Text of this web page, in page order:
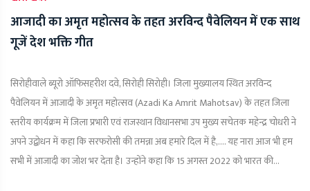
आजादी का अमृत महोत्सव के तहत अरविन्द पैवेलियन में एक साथ
गूजें देश भक्ति गीत
सिरोहीवाले ब्यूरो ऑफिसहरीश दवे, सिरोही सिरोही। जिला मुख्यालय स्थित अरविन्द
पैवेलियन में आजादी के अमृत महोत्सव (Azadi Ka Amrit Mahotsav) के तहत जिला
स्तरीय कार्यक्रम में जिला प्रभारी एवं राजस्थान विधानसभा उप मुख्य सचेतक महेन्द्र चोधरी ने
अपने उद्बोधन में कहा कि सरफरोसी की तमन्ना अब हमारे दिल में है,.... यह नारा आज भी हम
सभी में आजादी का जोश भर देता है। उन्होंने कहा कि 15 अगस्त 2022 को भारत की...